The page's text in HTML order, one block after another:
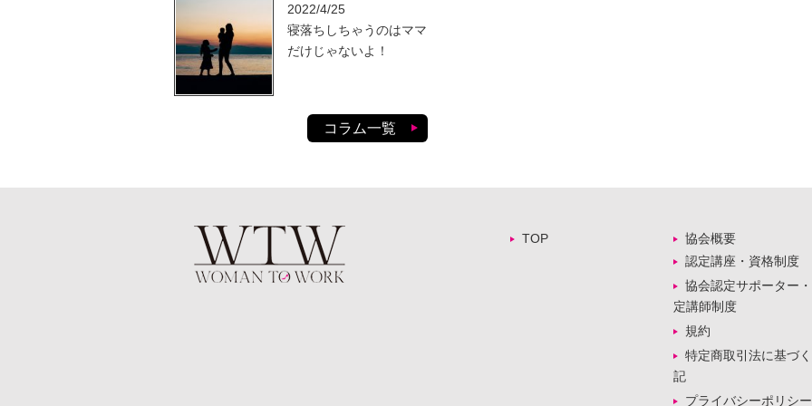
2022/4/25
寝落ちしちゃうのはママ
だけじゃないよ！
コラム一覧
TOP
協会概要
認定講座・資格制度
協会認定サポーター
定講師制度
規約
特定商取引法に基づ
記
プライバシーポリシー